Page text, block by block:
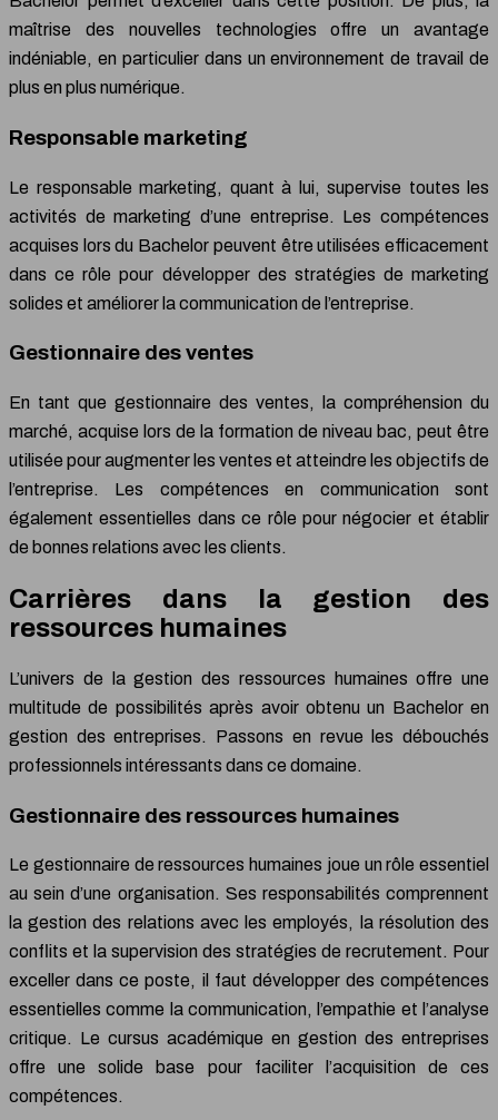
maîtrise des nouvelles technologies offre un avantage
indéniable, en particulier dans un environnement de travail de
plus en plus numérique.
Responsable marketing
Le responsable marketing, quant à lui, supervise toutes les
activités de marketing d’une entreprise. Les compétences
acquises lors du Bachelor peuvent être utilisées efficacement
dans ce rôle pour développer des stratégies de marketing
solides et améliorer la communication de l’entreprise.
Gestionnaire des ventes
En tant que gestionnaire des ventes, la compréhension du
marché, acquise lors de la formation de niveau bac, peut être
utilisée pour augmenter les ventes et atteindre les objectifs de
l’entreprise. Les compétences en communication sont
également essentielles dans ce rôle pour négocier et établir
de bonnes relations avec les clients.
Carrières dans la gestion des
ressources humaines
L’univers de la gestion des ressources humaines offre une
multitude de possibilités après avoir obtenu un Bachelor en
gestion des entreprises. Passons en revue les débouchés
professionnels intéressants dans ce domaine.
Gestionnaire des ressources humaines
Le gestionnaire de ressources humaines joue un rôle essentiel
au sein d’une organisation. Ses responsabilités comprennent
la gestion des relations avec les employés, la résolution des
conflits et la supervision des stratégies de recrutement. Pour
exceller dans ce poste, il faut développer des compétences
essentielles comme la communication, l’empathie et l’analyse
critique. Le cursus académique en gestion des entreprises
offre une solide base pour faciliter l’acquisition de ces
compétences.